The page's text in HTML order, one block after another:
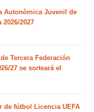
Autonòmica Juvenil de
2027
Tercera Federación
27 se sorteará el
de fútbol Licencia UEFA